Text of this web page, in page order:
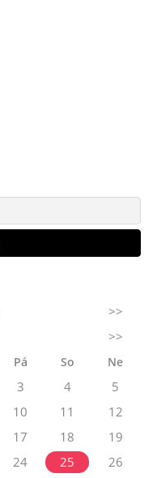
>>
>>
Pá So Ne
3 4
5
10 11
12
17 18
19
24 25 26